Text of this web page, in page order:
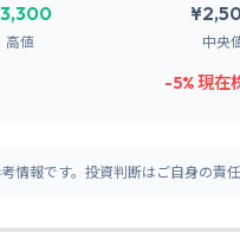
高値 中央
-5% 現在
報です。投資判断はご自身の責任